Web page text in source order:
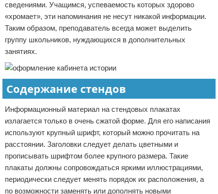
сведениями. Учащимся, успеваемость которых здорово
«хромает», эти напоминания не несут никакой информации.
Таким образом, преподаватель всегда может выделить
группу школьников, нуждающихся в дополнительных
занятиях.
Содержание стендов
Информационный материал на стендовых плакатах
излагается только в очень сжатой форме. Для его написания
используют крупный шрифт, который можно прочитать на
расстоянии. Заголовки следует делать цветными и
прописывать шрифтом более крупного размера. Такие
плакаты должны сопровождаться яркими иллюстрациями,
периодически следует менять порядок их расположения, а
по возможности заменять или дополнять новыми